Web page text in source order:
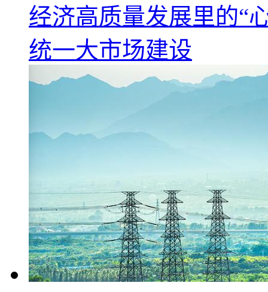
经济高质量发展里的“
统一大市场建设